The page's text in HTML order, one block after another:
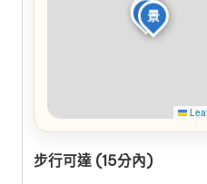
景景
景
步行可達 (15分內)